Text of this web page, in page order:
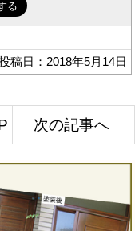
稿日：2018年5月14日
次の記事へ